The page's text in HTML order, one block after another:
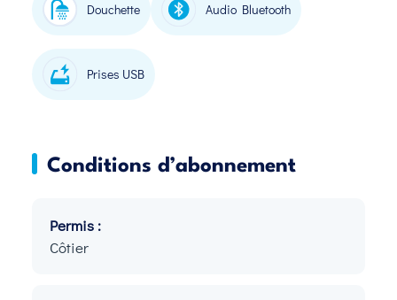
Douchette Audio Bluetooth
Prises USB
Conditions d’abonnement
Permis :
Côtier